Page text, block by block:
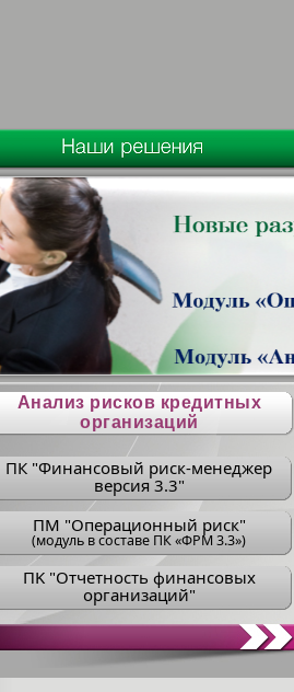
Анализ рисков кредитных
организаций
ПК "Финансовый риск-менеджер
версия 3.3"
ПM "Операционный риск"
(модуль в составе ПК «ФРМ 3.3»)
ПK "Отчетность финансовых
организаций"